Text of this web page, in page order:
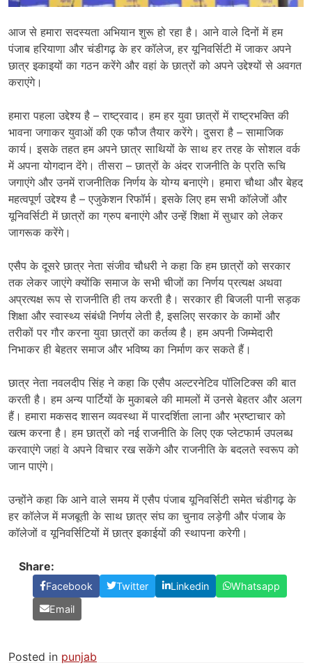
आज से हमारा सदस्यता अभियान शुरू हो रहा है। आने वाले दिनों में हम
पंजाब हरियाणा और चंडीगढ़ के हर कॉलेज, हर यूनिवर्सिटी में जाकर अपने
छात्र इकाइयों का गठन करेंगे और वहां के छात्रों को अपने उद्देश्यों से अवगत
कराएंगे।
हमारा पहला उद्देश्य है – राष्ट्रवाद। हम हर युवा छात्रों में राष्ट्रभक्ति की
भावना जगाकर युवाओं की एक फौज तैयार करेंगे। दुसरा है – सामाजिक
कार्य। इसके तहत हम अपने छात्र साथियों के साथ हर तरह के सोशल वर्क
में अपना योगदान देंगे। तीसरा – छात्रों के अंदर राजनीति के प्रति रूचि
जगाएंगे और उनमें राजनीतिक निर्णय के योग्य बनाएंगे। हमारा चौथा और बेहद
महत्वपूर्ण उद्देश्य है – एजुकेशन रिफॉर्म। इसके लिए हम सभी कॉलेजों और
यूनिवर्सिटी में छात्रों का ग्रुप बनाएंगे और उन्हें शिक्षा में सुधार को लेकर
जागरूक करेंगे।
एसैप के दूसरे छात्र नेता संजीव चौधरी ने कहा कि हम छात्रों को सरकार
तक लेकर जाएंगे क्योंकि समाज के सभी चीजों का निर्णय प्रत्यक्ष अथवा
अप्रत्यक्ष रूप से राजनीति ही तय करती है। सरकार ही बिजली पानी सड़क
शिक्षा और स्वास्थ्य संबंधी निर्णय लेती है, इसलिए सरकार के कामों और
तरीकों पर गौर करना युवा छात्रों का कर्तव्य है। हम अपनी जिम्मेदारी
निभाकर ही बेहतर समाज और भविष्य का निर्माण कर सकते हैं।
छात्र नेता नवलदीप सिंह ने कहा कि एसैप अल्टरनेटिव पॉलिटिक्स की बात
करती है। हम अन्य पार्टियों के मुकाबले की मामलों में उनसे बेहतर और अलग
हैं। हमारा मकसद शासन व्यवस्था में पारदर्शिता लाना और भ्रष्टाचार को
खत्म करना है। हम छात्रों को नई राजनीति के लिए एक प्लेटफार्म उपलब्ध
करवाएंगे जहां वे अपने विचार रख सकेंगे और राजनीति के बदलते स्वरूप को
जान पाएंगे।
उन्होंने कहा कि आने वाले समय में एसैप पंजाब यूनिवर्सिटी समेत चंडीगढ़ के
हर कॉलेज में मजबूती के साथ छात्र संघ का चुनाव लड़ेगी और पंजाब के
कॉलेजों व यूनिवर्सिटियों में छात्र इकाईयों की स्थापना करेगी।
Share:
Facebook Twitter Linkedin
Whatsapp
Email
Posted in punjab